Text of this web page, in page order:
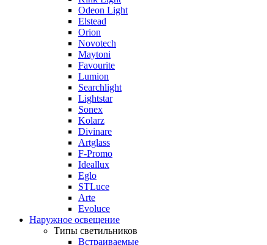
Odeon Light
Elstead
Orion
Novotech
Maytoni
Favourite
Lumion
Searchlight
Lightstar
Sonex
Kolarz
Divinare
Artglass
F-Promo
Ideallux
Eglo
STLuce
Arte
Evoluce
Наружное освещение
Типы светильников
Встраиваемые